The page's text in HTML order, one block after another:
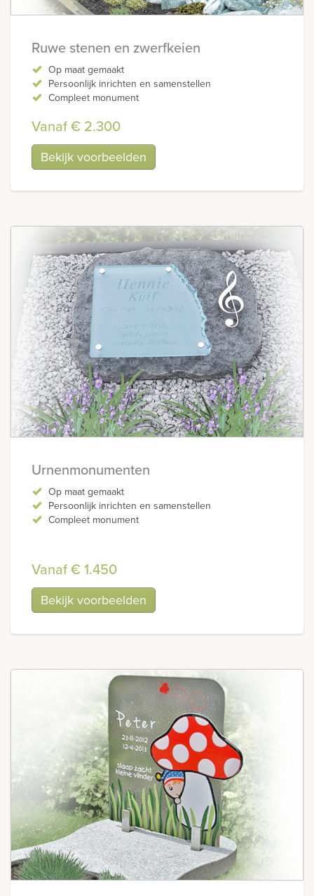
Ruwe stenen en zwerfkeien
Op maat gemaakt
Persoonlijk inrichten en samenstellen
Compleet monument
Vanaf € 2.300
Bekijk voorbeelden
Urnenmonumenten
Op maat gemaakt
Persoonlijk inrichten en samenstellen
Compleet monument
Vanaf € 1.450
Bekijk voorbeelden